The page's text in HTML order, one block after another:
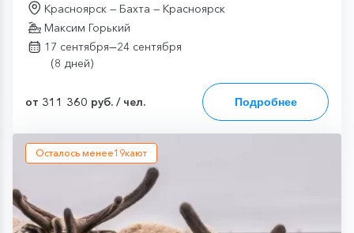
Красноярск — Бахта — Красноярск
Максим Горький
17 сентября—24 сентября
(8 дней)
Подробнее
от 311 360 руб. / чел.
Осталось менее19кают